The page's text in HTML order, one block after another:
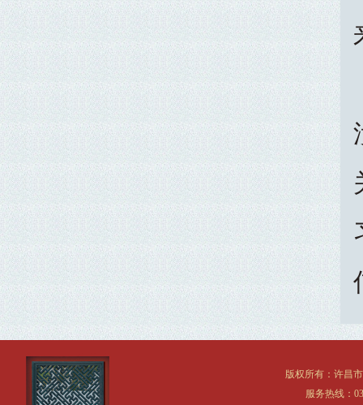
版权所有：许昌
服务热线：